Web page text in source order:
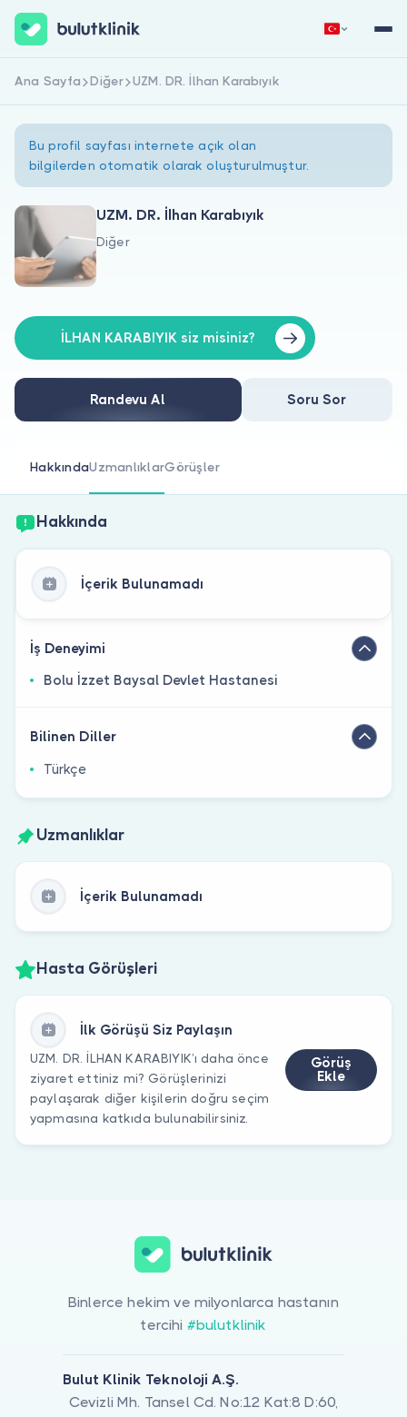
Hakkımızda
Doktorlar için
Doktor musunuz?
Hemen Kaydol Giriş Yap
Ana Sayfa Diğer UZM. DR. İlhan Karabıyık
Bu profil sayfası internete açık olan
bilgilerden otomatik olarak oluşturulmuştur.
UZM. DR. İlhan Karabıyık
Diğer
İLHAN KARABIYIK siz misiniz?
Randevu Al Soru Sor
HakkındaUzmanlıklarGörüşler
Hakkında
İçerik Bulunamadı
İş Deneyimi
Bolu İzzet Baysal Devlet Hastanesi
Bilinen Diller
Türkçe
Uzmanlıklar
İçerik Bulunamadı
Hasta Görüşleri
İlk Görüşü Siz Paylaşın
UZM. DR. İLHAN KARABIYIK’ı daha önce
ziyaret ettiniz mi? Görüşlerinizi
paylaşarak diğer kişilerin doğru seçim
yapmasına katkıda bulunabilirsiniz.
Görüş
Ekle
Binlerce hekim ve milyonlarca hastanın
tercihi #bulutklinik
Bulut Klinik Teknoloji A.Ş.
Cevizli Mh. Tansel Cd. No:12 Kat:8 D:60,